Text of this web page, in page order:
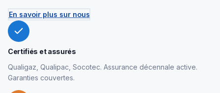
En savoir plus sur nous
Certifiés et assurés
Qualigaz, Qualipac, Socotec. Assurance décennale active.
Garanties couvertes.